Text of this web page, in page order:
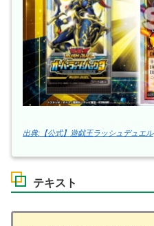
出典:【公式】遊戯王ラッシュデュエル
テキスト